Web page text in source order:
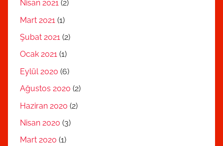
Nisan 2021 (2)
Mart 2021 (1)
Şubat 2021 (2)
Ocak 2021 (1)
Eylül 2020 (6)
Ağustos 2020 (2)
Haziran 2020 (2)
Nisan 2020 (3)
Mart 2020 (1)